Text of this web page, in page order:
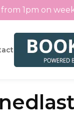
1pm on